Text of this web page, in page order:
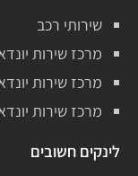
שירותי רכב
מרכז שירות
מרכז שירות
מרכז שירות
לינקים חשובים